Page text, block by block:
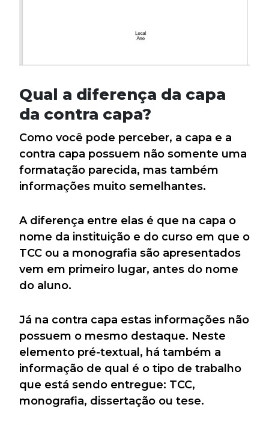
Qual a diferença da capa
da contra capa?
Como você pode perceber, a capa e a
contra capa possuem não somente uma
formatação parecida, mas também
informações muito semelhantes.
A diferença entre elas é que na capa o
nome da instituição e do curso em que o
TCC ou a monografia são apresentados
vem em primeiro lugar, antes do nome
do aluno.
Já na contra capa estas informações não
possuem o mesmo destaque. Neste
elemento pré-textual, há também a
informação de qual é o tipo de trabalho
que está sendo entregue: TCC,
monografia, dissertação ou tese.